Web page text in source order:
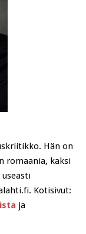
Hän on
romaania, kaksi
Kotisivut:
ja